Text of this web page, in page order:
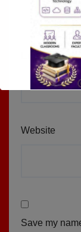
Email*
Website
Save my